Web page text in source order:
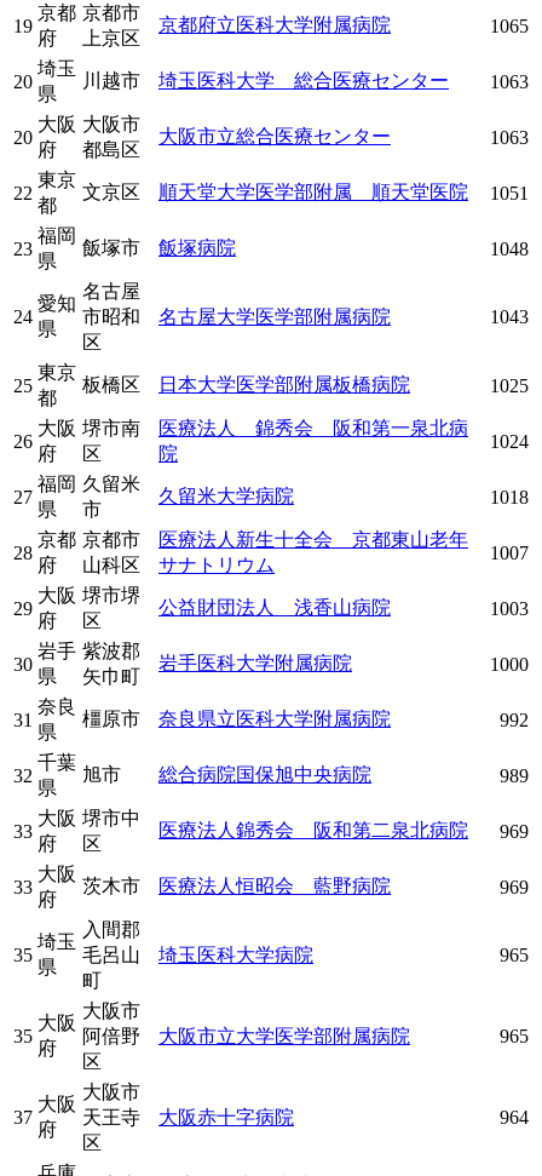
19
京都
府
京都市
上京区
京都府立医科大学附属病院 1065
20
埼玉
県
川越市 埼玉医科大学 総合医療センター 1063
20
大阪
府
大阪市
都島区
大阪市立総合医療センター 1063
22
東京
都
文京区 順天堂大学医学部附属 順天堂医院 1051
23
福岡
県
飯塚市 飯塚病院 1048
24
愛知
県
名古屋
市昭和
区
名古屋大学医学部附属病院 1043
25
東京
都
板橋区 日本大学医学部附属板橋病院 1025
26
大阪
府
堺市南
区
医療法人 錦秀会 阪和第一泉北病
院
1024
27
福岡
県
久留米
市
久留米大学病院 1018
28
京都
府
京都市
山科区
医療法人新生十全会 京都東山老年
サナトリウム
1007
29
大阪
府
堺市堺
区
公益財団法人 浅香山病院 1003
30
岩手
県
紫波郡
矢巾町
岩手医科大学附属病院 1000
31
奈良
県
橿原市 奈良県立医科大学附属病院 992
32
千葉
県
旭市 総合病院国保旭中央病院 989
33
大阪
府
堺市中
区
医療法人錦秀会 阪和第二泉北病院 969
33
大阪
府
茨木市 医療法人恒昭会 藍野病院 969
35
埼玉
県
入間郡
毛呂山
町
埼玉医科大学病院 965
35
大阪
府
大阪市
阿倍野
区
大阪市立大学医学部附属病院 965
37
大阪
府
大阪市
天王寺
区
大阪赤十字病院 964